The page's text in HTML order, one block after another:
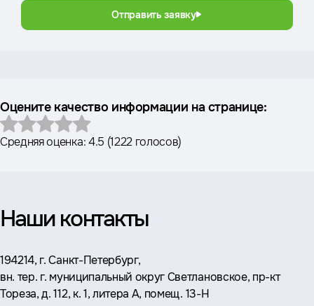
Отправить заявку
Оцените качество информации на странице:
Средняя оценка:4.5 (1222 голосов)
Наши контакты
Адрес:
194214, г. Санкт-Петербург,
вн. тер. г. муниципальный округ Светлановское, пр-кт
Тореза, д. 112, к. 1, литера А, помещ. 13-Н